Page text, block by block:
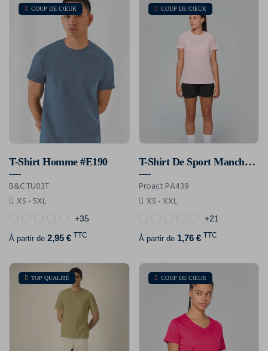
COUP DE CŒUR
T-Shirt Homme #E190
B&C TU03T
XS - 5XL
+35
À partir de 2,95 € TTC
COUP DE CŒUR
T-Shirt De Sport Manches Courtes Femme
Proact PA439
XS - XXL
+21
À partir de 1,76 € TTC
TOP QUALITÉ COUP DE CŒUR